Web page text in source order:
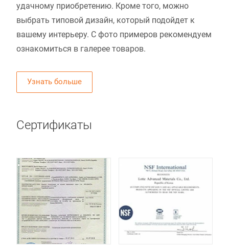
удачному приобретению. Кроме того, можно
выбрать типовой дизайн, который подойдет к
вашему интерьеру. С фото примеров рекомендуем
ознакомиться в галерее товаров.
Узнать больше
Сертификаты